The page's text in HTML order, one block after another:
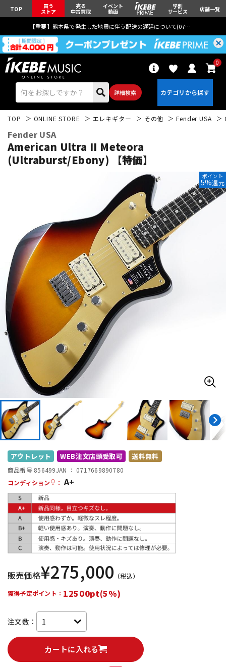
TOP 買う
ストア
売る
中古買取
イベント
動画
学割
サービス 店舗一覧
【重要】熊本県で発生した地震に伴う配送の遅延について(07月29日
詳細検索
0
アコギ/エレアコ
ウクレレ
パーカッション
キーボード 電子ピアノ
DJ機器
DTM オンライン納品 レコーディング機器
配信/ライブ機器
中古 ヴィンテージ
TOP ONLINE STORE エレキギター その他 Fender USA
Fender USA
American Ultra II Meteora
(Ultraburst/Ebony) 【特価】
ポイント
5%還元
アウトレット WEB注文店頭受取可 送料無料
商品番号 856499JAN ： 0717669890780
コンディション
： A+
販売価格¥275,000 （税込）
獲得予定ポイント： 12500pt(5%)
注文数：
カートに入れる